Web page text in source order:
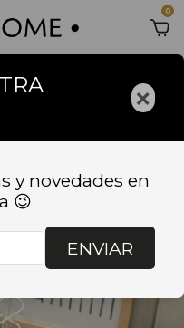
0
×
y novedades en
😉
ENVIAR